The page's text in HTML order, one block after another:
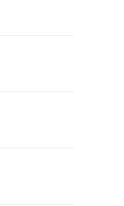
與味覺兼具的燒肉